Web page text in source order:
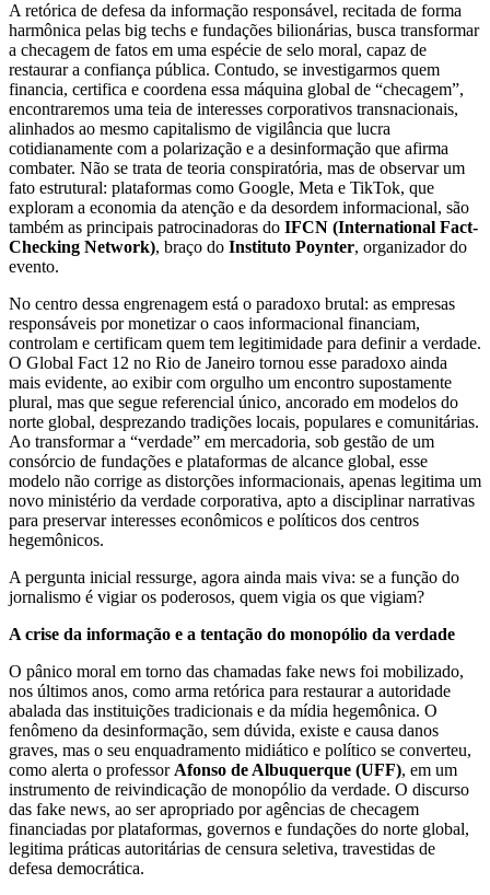
A retórica de defesa da informação responsável, recitada de forma
harmônica pelas big techs e fundações bilionárias, busca transformar
a checagem de fatos em uma espécie de selo moral, capaz de
restaurar a confiança pública. Contudo, se investigarmos quem
financia, certifica e coordena essa máquina global de “checagem”,
encontraremos uma teia de interesses corporativos transnacionais,
alinhados ao mesmo capitalismo de vigilância que lucra
cotidianamente com a polarização e a desinformação que afirma
combater. Não se trata de teoria conspiratória, mas de observar um
fato estrutural: plataformas como Google, Meta e TikTok, que
exploram a economia da atenção e da desordem informacional, são
também as principais patrocinadoras do IFCN (International Fact-
Checking Network), braço do Instituto Poynter, organizador do
evento.
No centro dessa engrenagem está o paradoxo brutal: as empresas
responsáveis por monetizar o caos informacional financiam,
controlam e certificam quem tem legitimidade para definir a verdade.
O Global Fact 12 no Rio de Janeiro tornou esse paradoxo ainda
mais evidente, ao exibir com orgulho um encontro supostamente
plural, mas que segue referencial único, ancorado em modelos do
norte global, desprezando tradições locais, populares e comunitárias.
Ao transformar a “verdade” em mercadoria, sob gestão de um
consórcio de fundações e plataformas de alcance global, esse
modelo não corrige as distorções informacionais, apenas legitima um
novo ministério da verdade corporativa, apto a disciplinar narrativas
para preservar interesses econômicos e políticos dos centros
hegemônicos.
A pergunta inicial ressurge, agora ainda mais viva: se a função do
jornalismo é vigiar os poderosos, quem vigia os que vigiam?
A crise da informação e a tentação do monopólio da verdade
O pânico moral em torno das chamadas fake news foi mobilizado,
nos últimos anos, como arma retórica para restaurar a autoridade
abalada das instituições tradicionais e da mídia hegemônica. O
fenômeno da desinformação, sem dúvida, existe e causa danos
graves, mas o seu enquadramento midiático e político se converteu,
como alerta o professorAfonso de Albuquerque (UFF), em um
instrumento de reivindicação de monopólio da verdade. O discurso
das fake news, ao ser apropriado por agências de checagem
financiadas por plataformas, governos e fundações do norte global,
legitima práticas autoritárias de censura seletiva, travestidas de
defesa democrática.